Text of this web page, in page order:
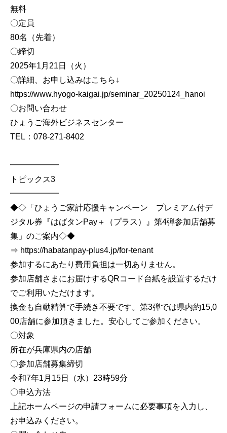
無料
〇定員
80名（先着）
〇締切
2025年1月21日（火）
〇詳細、お申し込みはこちら↓
https://www.hyogo-kaigai.jp/seminar_20250124_hanoi
〇お問い合わせ
ひょうご海外ビジネスセンター
TEL：078-271-8402
━━━━━━
トピックス3
━━━━━━
◆◇「ひょうご家計応援キャンペーン プレミアム付デ
ジタル券『はばタンPay＋（プラス）』第4弾参加店舗募
集」のご案内◇◆
⇒ https://habatanpay-plus4.jp/for-tenant
参加するにあたり費用負担は一切ありません。
参加店舗さまにお届けするQRコード台紙を設置するだけ
でご利用いただけます。
換金も自動精算で手続き不要です。第3弾では県内約15,0
00店舗に参加頂きました。安心してご参加ください。
〇対象
所在が兵庫県内の店舗
〇参加店舗募集締切
令和7年1月15日（水）23時59分
〇申込方法
上記ホームページの申請フォームに必要事項を入力し、
お申込みください。